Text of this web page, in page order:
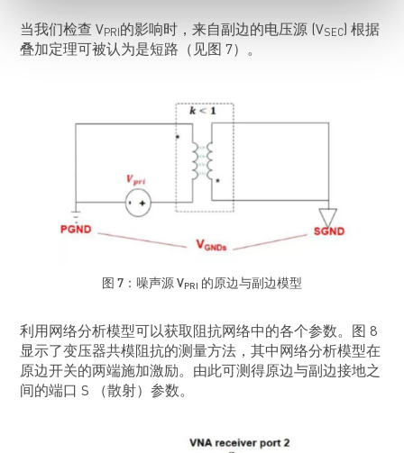
当我们检查 VPRI的影响时，来自副边的电压源 (VSEC) 根据
叠加定理可被认为是短路（见图 7）。
图 7：噪声源 V PRI 的原边与副边模型
利用网络分析模型可以获取阻抗网络中的各个参数。图 8
显示了变压器共模阻抗的测量方法，其中网络分析模型在
原边开关的两端施加激励。由此可测得原边与副边接地之
间的端口 S （散射）参数。